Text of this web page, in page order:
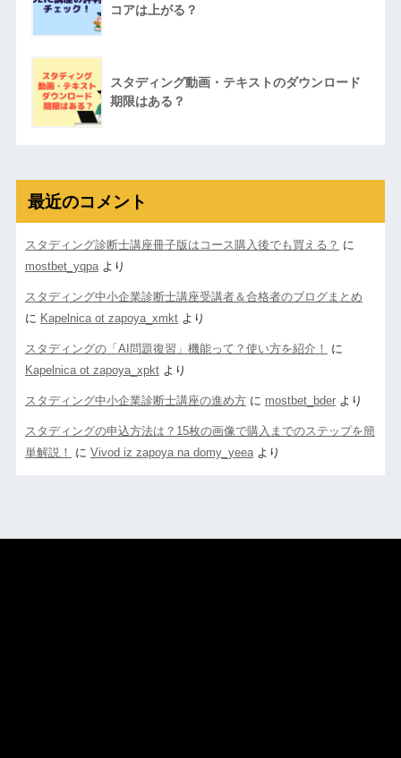
コアは上がる？
スタディング動画・テキストのダウンロード
期限はある？
最近のコメント
スタディング診断士講座冊子版はコース購入後でも買える？ に
mostbet_yqpaより
スタディング中小企業診断士講座受講者＆合格者のブログまとめ
に Kapelnica ot zapoya_xmktより
スタディングの「AI問題復習」機能って？使い方を紹介！
に
Kapelnica ot zapoya_xpktより
スタディング中小企業診断士講座の進め方に mostbet_bderより
スタディングの申込方法は？15枚の画像で購入までのステップを簡
単解説！
に Vivod iz zapoya na domy_yeeaより